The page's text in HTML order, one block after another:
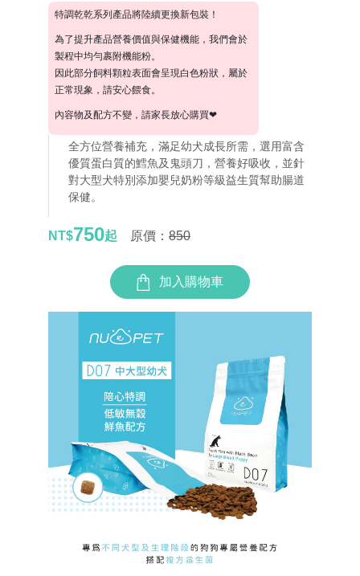
特調乾乾系列產品將陸續更換新包裝！
為了提升產品營養價值與保健機能，我們會於
製程中均勻裹附機能粉。
因此部分飼料顆粒表面會呈現白色粉狀，屬於
正常現象，請安心餵食。
內容物及配方不變，請家長放心購買❤
全方位營養補充，滿足幼犬成長所需，選用富含
優質蛋白質的鱈魚及鬼頭刀，營養好吸收，並針
對大型犬特別添加嬰兒奶粉等級益生質幫助腸道
保健。
NT$750起 原價： 850
加入購物車